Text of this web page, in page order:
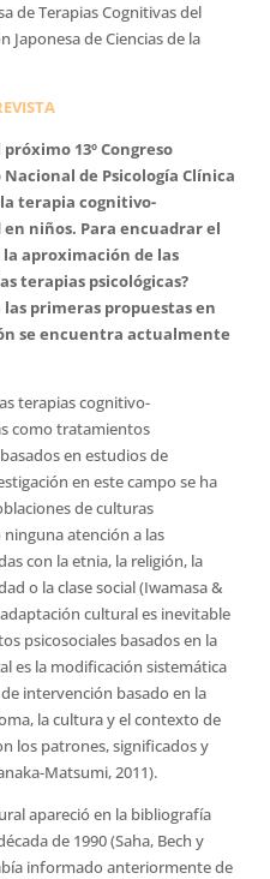
de Terapias Cognitivas del
de Ciencias de la
13º Congreso
de Psicología Clínica
terapia cognitivo-
niños. Para encuadrar el
aproximación de las
terapias psicológicas?
primeras propuestas en
se encuentra actualmente
terapias cognitivo-
como tratamientos
en estudios de
en este campo se ha
de culturas
atención a las
con la etnia, la religión, la
o la clase social (Iwamasa &
cultural es inevitable
psicosociales basados en la
es la modificación sistemática
intervención basado en la
la cultura y el contexto de
los patrones, significados y
Matsumi, 2011).
apareció en la bibliografía
de 1990 (Saha, Bech y
informado anteriormente de